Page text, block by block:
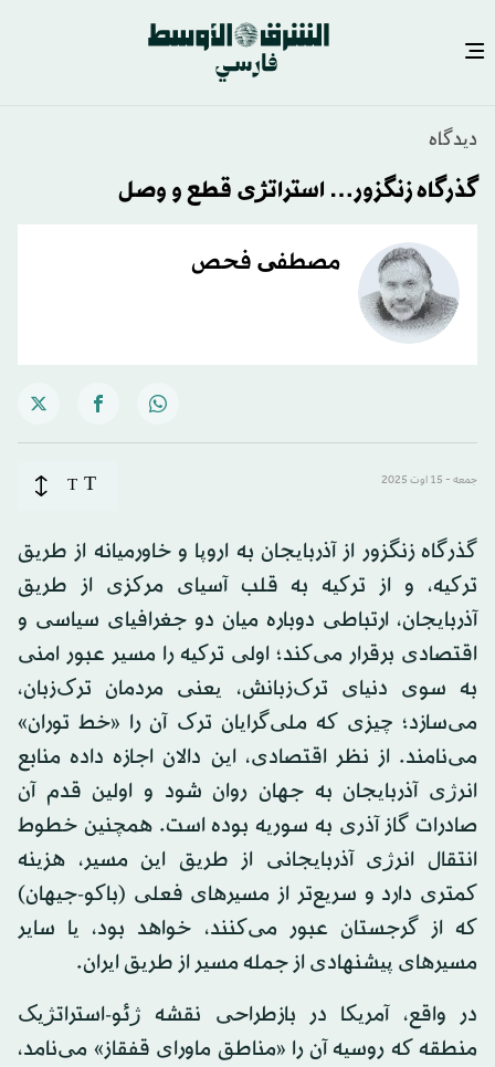
دیدگاه
گذرگاه زنگزور… استراتژی قطع و وصل
مصطفی فحص
جمعه - 15 اوت 2025 T
T
گذرگاه زنگزور از آذربایجان به اروپا و خاورمیانه از طریق
ترکیه، و از ترکیه به قلب آسیای مرکزی از طریق
آذربایجان، ارتباطی دوباره میان دو جغرافیای سیاسی و
اقتصادی برقرار می‌کند؛ اولی ترکیه را مسیر عبور امنی
به سوی دنیای ترک‌زبانش، یعنی مردمان ترک‌زبان،
می‌سازد؛ چیزی که ملی‌گرایان ترک آن را «خط توران»
می‌نامند. از نظر اقتصادی، این دالان اجازه داده منابع
انرژی آذربایجان به جهان روان شود و اولین قدم آن
صادرات گاز آذری به سوریه بوده است. همچنین خطوط
انتقال انرژی آذربایجانی از طریق این مسیر، هزینه
کمتری دارد و سریع‌تر از مسیرهای فعلی (باکو-جیهان)
که از گرجستان عبور می‌کنند، خواهد بود، یا سایر
مسیرهای پیشنهادی از جمله مسیر از طریق ایران.
در واقع، آمریکا در بازطراحی نقشه ژئو-استراتژیک
منطقه که روسیه آن را «مناطق ماورای قفقاز» می‌نامد،